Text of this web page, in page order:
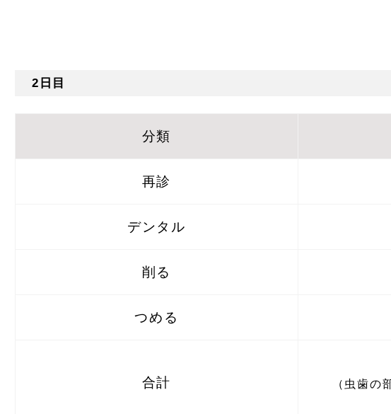
2日目
分類
再診
デンタル
削る
つめる
合計
（虫歯の